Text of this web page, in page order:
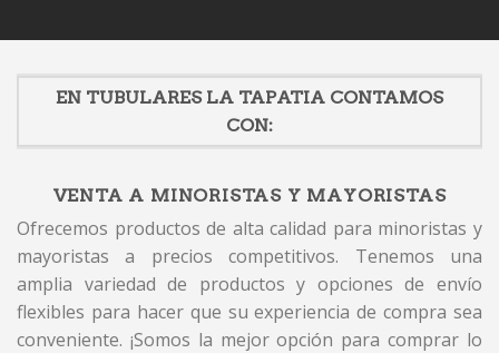
EN TUBULARES LA TAPATIA CONTAMOS
CON:
VENTA A MINORISTAS Y MAYORISTAS
Ofrecemos productos de alta calidad para minoristas y
mayoristas a precios competitivos. Tenemos una
amplia variedad de productos y opciones de envío
flexibles para hacer que su experiencia de compra sea
conveniente. ¡Somos la mejor opción para comprar lo